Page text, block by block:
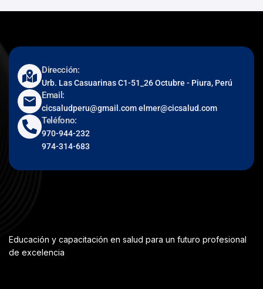
Dirección:
Urb. Las Casuarinas C1-51_26 Octubre - Piura, Perú
Email:
cicsaludperu@gmail.com elmer@cicsalud.com
Teléfono:
970-944-232
974-314-683
Educación y capacitación en salud para un futuro profesional
de excelencia